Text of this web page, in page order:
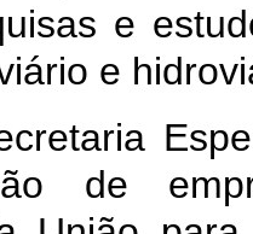
e
e
de